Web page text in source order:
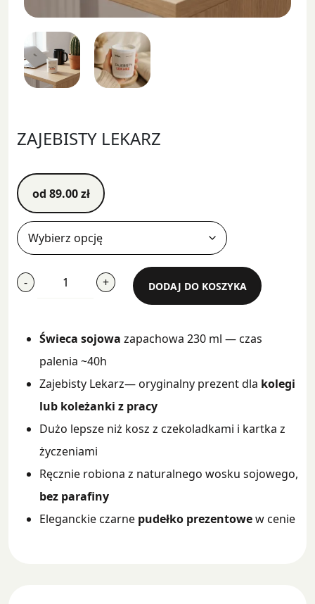
ZAJEBISTY LEKARZ
od 89.00zł
Świeca sojowa zapachowa 230 ml — czas
palenia ~40h
Zajebisty Lekarz— oryginalny prezent dla kolegi
lub koleżanki z pracy
Dużo lepsze niż kosz z czekoladkami i kartka z
życzeniami
Ręcznie robiona z naturalnego wosku sojowego,
bez parafiny
Eleganckie czarne pudełko prezentowew cenie
-
Zajebisty
+ DODAJ DO KOSZYKA